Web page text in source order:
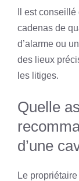
Il est
cadenas de
d’alarme ou
des lieux
les litiges.
Quelle
d’une
Le